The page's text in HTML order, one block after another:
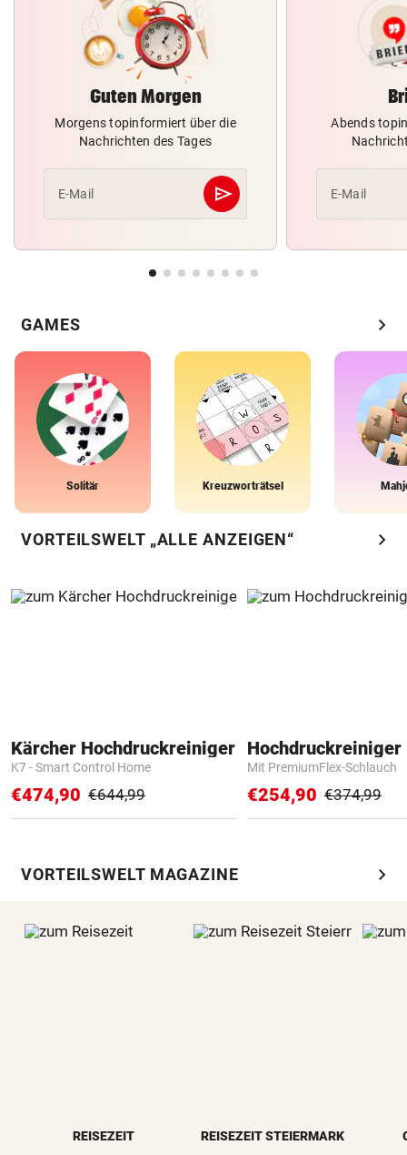
Guten Morgen
Morgens topinformiert über die
Nachrichten des Tages
E-Mail send
Abschicken
Abends
E-Mail
GAMES chevron_right
Solitär Kreuzworträtsel
VORTEILSWELT „ALLE ANZEIGEN“ chevron_right
Kärcher Hochdruckreiniger
K7 - Smart Control Home
€474,90 €644,99
Hochdruckreiniger
Mit PremiumFlex-Schlauch
€254,90 €374,99
VORTEILSWELT MAGAZINE chevron_right
REISEZEIT REISEZEIT STEIERMARK